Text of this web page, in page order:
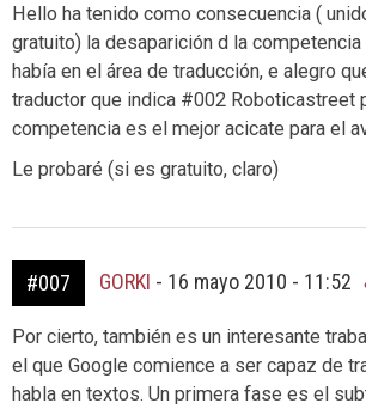
Hello ha tenido como consecuencia (
gratuito) la desaparición d la
había en el área de traducción, e alegro
traductor que indica #002 Roboticastreet
competencia es el mejor acicate para el
Le probaré (si es gratuito, claro)
#007 GORKI - 16 mayo 2010 - 11:52
Por cierto, también es un interesante
el que Google comience a ser capaz de
habla en textos. Un primera fase es el